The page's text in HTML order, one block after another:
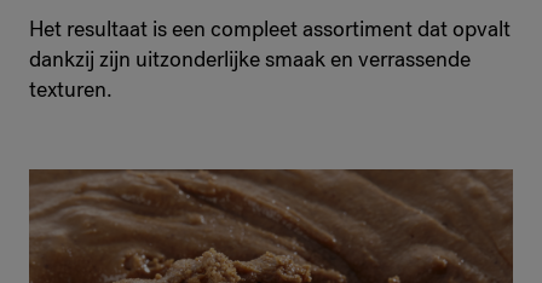
Het resultaat is een compleet assortiment dat opvalt
dankzij zijn uitzonderlijke smaak en verrassende
texturen.